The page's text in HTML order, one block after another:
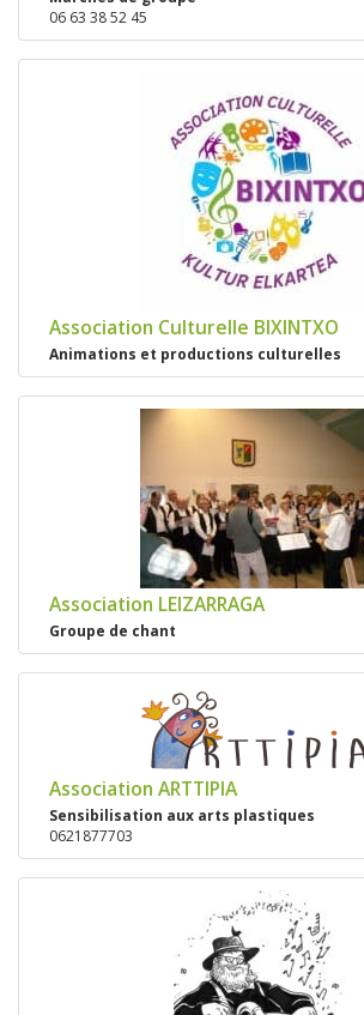
06 63 38 52 45
Association Culturelle BIXINTXO
Animations et productions culturelles
Association LEIZARRAGA
Groupe de chant
Association ARTTIPIA
Sensibilisation aux arts plastiques
0621877703